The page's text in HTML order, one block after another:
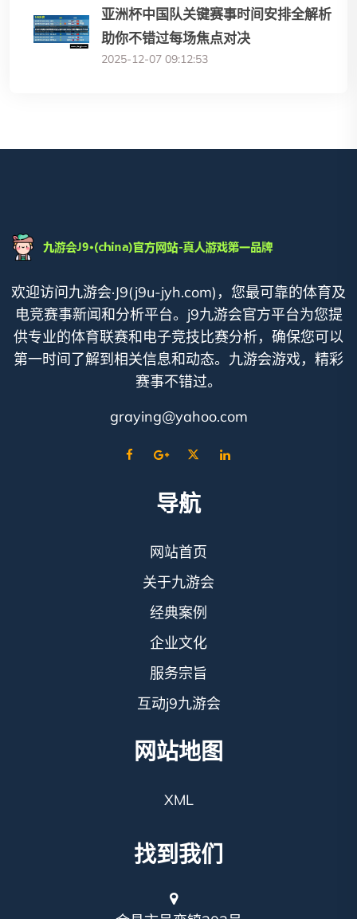
亚洲杯中国队关键赛事时间安排全解析
助你不错过每场焦点对决
2025-12-07 09:12:53
欢迎访问九游会·J9(j9u-jyh.com)，您最可靠的体育及
电竞赛事新闻和分析平台。j9九游会官方平台为您提
供专业的体育联赛和电子竞技比赛分析，确保您可以
第一时间了解到相关信息和动态。九游会游戏，精彩
赛事不错过。
graying@yahoo.com
导航
网站首页
关于九游会
经典案例
企业文化
服务宗旨
互动j9九游会
网站地图
XML
找到我们